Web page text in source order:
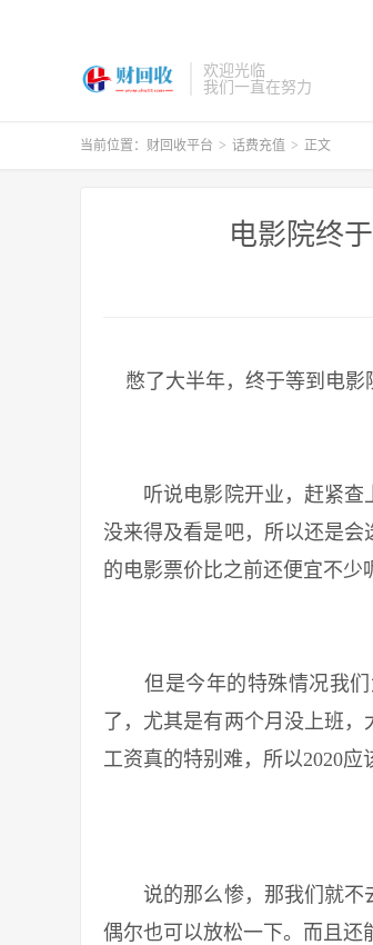
欢迎光临
我们一直在努力
当前位置： 财回收平台 > 话费充值 > 正文
电影院终
憋了大半年，终于等到电影
听说电影院开业，赶紧查
没来得及看是吧，所以还是
的电影票价比之前还便宜不少
但是今年的特殊情况我们
了，尤其是有两个月没上班
工资真的特别难，所以2020应
说的那么惨，那我们就不
偶尔也可以放松一下。而且还